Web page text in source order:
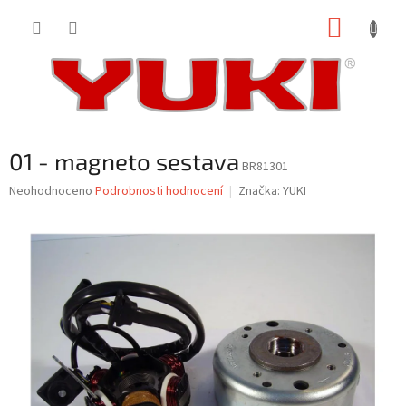
01 - magneto sestava BR81301
Průměrné
hvězdiček.
Neohodnoceno Podrobnosti hodnocení Značka: YUKI